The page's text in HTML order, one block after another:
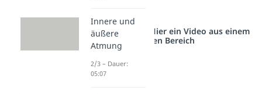
Studyflix vernetzt: Hier ein Video aus einem
anderen Bereich
Innere und
äußere
Atmung
2/3 – Dauer:
05:07